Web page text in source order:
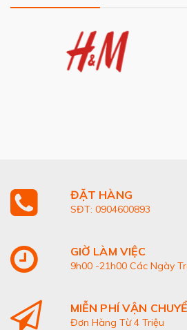
ĐẶT HÀNG
SĐT: 0904600893
GIỜ LÀM VIỆC
9h00 -21h00 Các Ngày
MIỄN PHÍ VẬN
Đơn Hàng Từ 4 Triệu